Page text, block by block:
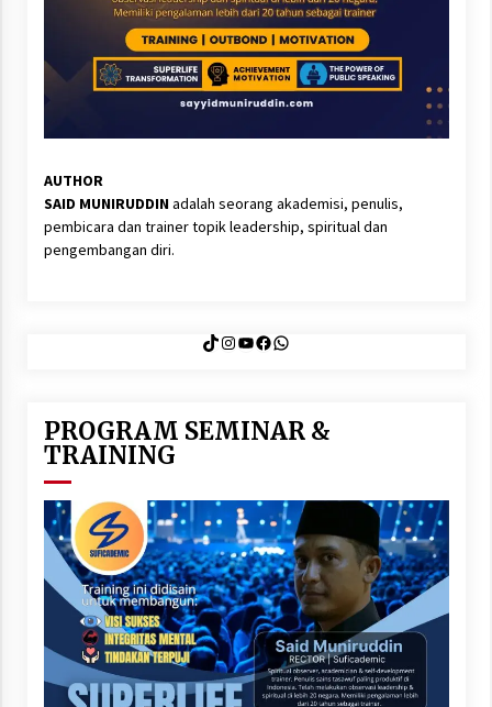
AUTHOR
SAID MUNIRUDDINadalah seorang akademisi, penulis,
pembicara dan trainer topik leadership, spiritual dan
pengembangan diri.
TikTok
Instagram
YouTube
Facebook
WhatsApp
PROGRAM SEMINAR &
TRAINING